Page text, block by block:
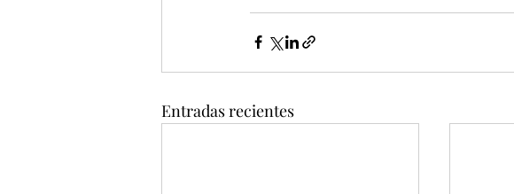
Entradas recientes